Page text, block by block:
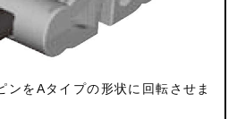
ンをAタイプの形状に回転させま